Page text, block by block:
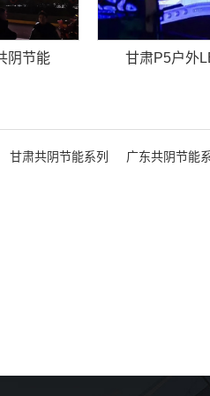
阴节能 甘肃P5户外
甘肃共阴节能系列 广东共阴节能